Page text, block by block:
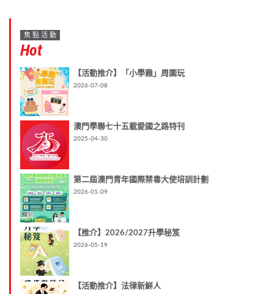
焦點活動
Hot
【活動推介】「小學雞」周圍玩
2026-07-08
澳門學聯七十五載愛國之路特刊
2025-04-30
第二屆澳門青年國際禁毒大使培訓計劃
2026-01-09
【推介】2026/2027升學秘笈
2026-05-19
【活動推介】法律新鮮人